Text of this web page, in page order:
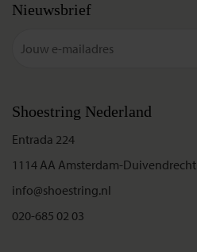
Nieuwsbrief
Shoestring Nederland
Entrada 224
1114 AA Amsterdam-Duivendrecht
info@shoestring.nl
020-685 02 03